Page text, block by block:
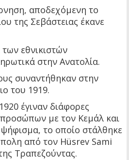
αποδεχόμενη το
της Σεβάστειας έκανε
εθνικιστών
στην Ανατολία.
συναντήθηκαν στην
του 1919.
έγιναν διάφορες
με τον Κεμάλ και
το οποίο στάλθηκε
από τον Hüsrev Sami
Τραπεζούντας.